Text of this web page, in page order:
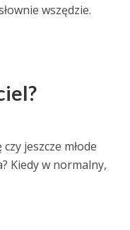
wszędzie.
jeszcze młode
Kiedy w normalny,